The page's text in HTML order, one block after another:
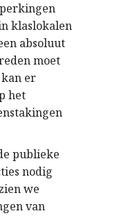
klaslokalen
absoluut
moet
er
het
publieke
nodig
we
van